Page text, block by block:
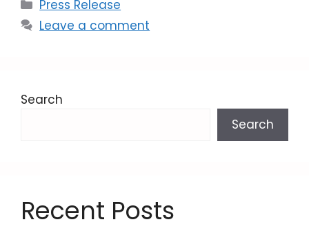
Press Release
Leave a comment
Search
Search
Recent Posts